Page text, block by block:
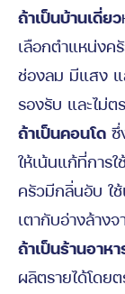
ถ้าเป็นบ้านเดี่ยว
เลือกตำแหน่งค
ช่องลม มีแสง แ
รองรับ และไม่ต
ถ้าเป็นคอนโด ซึ่
ให้เน้นแก้ที่การ
ครัวมีกลิ่นอับ ใ
เตากับอ่างล้าง
ถ้าเป็นร้านอาหา
ผลิตรายได้โดย